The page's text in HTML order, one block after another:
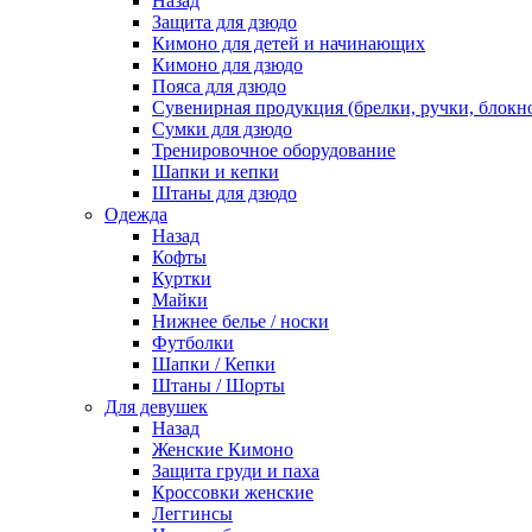
Защита для дзюдо
Кимоно для детей и начинающих
Кимоно для дзюдо
Пояса для дзюдо
Сувенирная продукция (брелки, ручки,
Сумки для дзюдо
Тренировочное оборудование
Шапки и кепки
Штаны для дзюдо
Одежда
Назад
Кофты
Куртки
Майки
Нижнее белье / носки
Футболки
Шапки / Кепки
Штаны / Шорты
Для девушек
Назад
Женские Кимоно
Защита груди и паха
Кроссовки женские
Леггинсы